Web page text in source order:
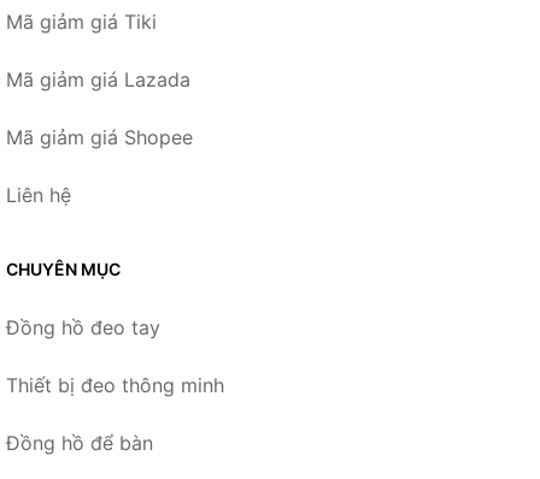
Mã giảm giá Tiki
Mã giảm giá Lazada
Mã giảm giá Shopee
Liên hệ
CHUYÊN MỤC
Đồng hồ đeo tay
Thiết bị đeo thông minh
Đồng hồ để bàn